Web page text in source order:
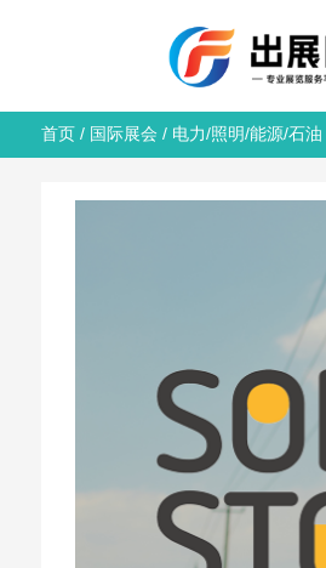
首页/ 国际展会 / 电力/照明/能源/石油